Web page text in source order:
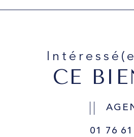
CE
01 76 61